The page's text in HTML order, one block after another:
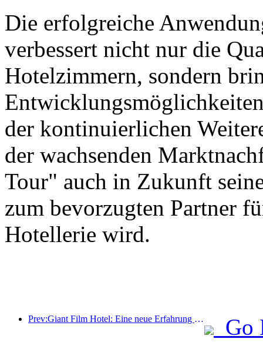
Die erfolgreiche
verbessert nicht nur die
Hotelzimmern, sondern
der kontinuierlichen
der wachsenden
Tour" auch in Zukunft
zum bevorzugten Partner
Hotellerie wird.
Prev:Giant Film Hotel: Eine neue Erfahrung von filmbezogenen Unterkünften im digitalen Zeitalter
Go